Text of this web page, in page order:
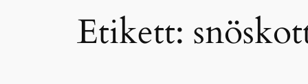
Etikett: